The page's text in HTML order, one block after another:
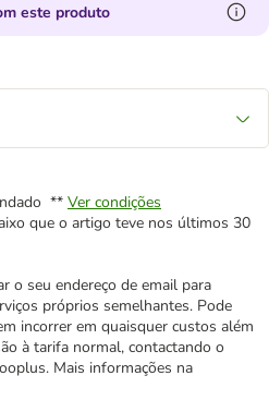
este produto
** Ver condições
que o artigo teve nos últimos 30
o seu endereço de email para
próprios semelhantes. Pode
incorrer em quaisquer custos além
à tarifa normal, contactando o
Mais informações na